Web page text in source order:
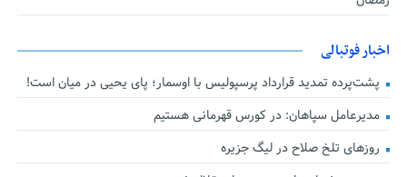
اخبار فوتبالی
پشت‌پرده تمدید قرارداد پرسپولیس با اوسمار؛ پای یحیی در میان است!
مدیرعامل سپاهان: در کورس قهرمانی هستیم
روزهای تلخ صلاح در لیگ جزیره